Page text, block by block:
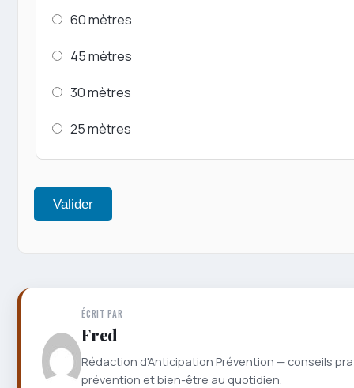
60 mètres
45 mètres
30 mètres
25 mètres
Valider
ÉCRIT PAR
Fred
Rédaction d'Anticipation Prévention — conseils
prévention et bien-être au quotidien.